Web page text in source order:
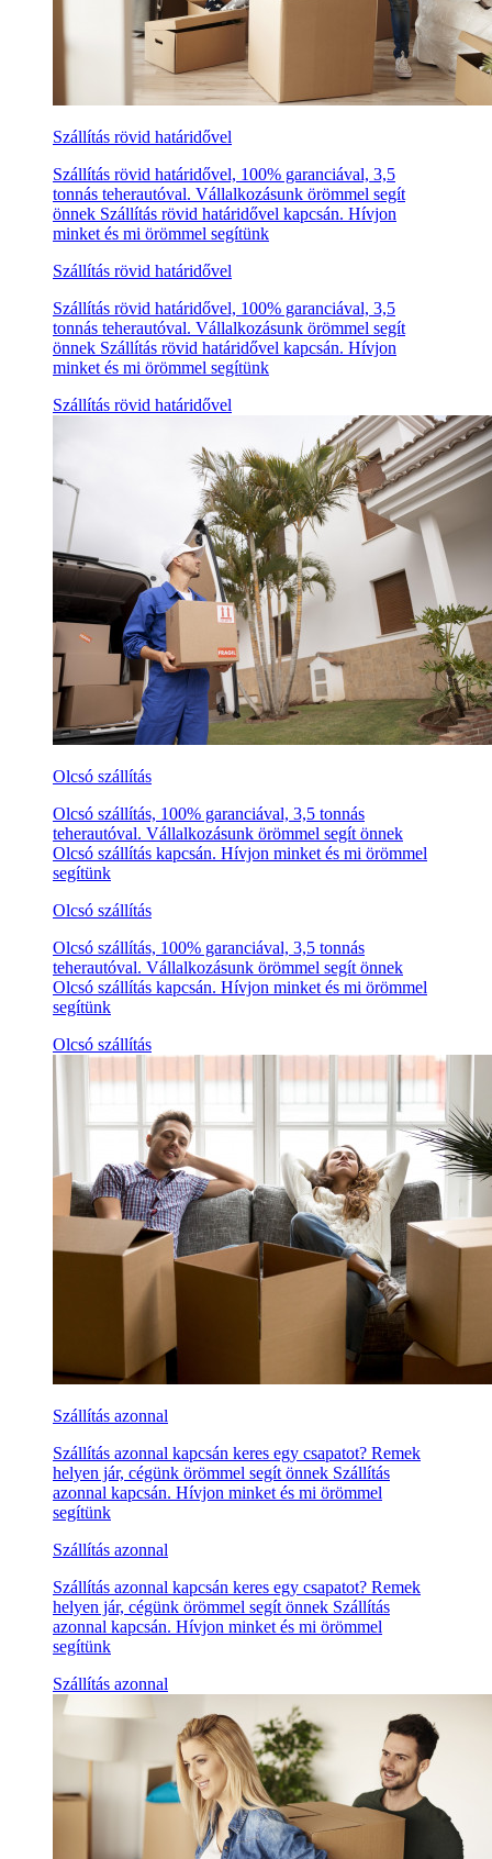
Szállítás rövid határidővel
Szállítás rövid határidővel, 100% garanciával, 3,5
tonnás teherautóval. Vállalkozásunk örömmel segít
önnek Szállítás rövid határidővel kapcsán. Hívjon
minket és mi örömmel segítünk
Szállítás rövid határidővel
Szállítás rövid határidővel, 100% garanciával, 3,5
tonnás teherautóval. Vállalkozásunk örömmel segít
önnek Szállítás rövid határidővel kapcsán. Hívjon
minket és mi örömmel segítünk
Szállítás rövid határidővel
Olcsó szállítás
Olcsó szállítás, 100% garanciával, 3,5 tonnás
teherautóval. Vállalkozásunk örömmel segít önnek
Olcsó szállítás kapcsán. Hívjon minket és mi örömmel
segítünk
Olcsó szállítás
Olcsó szállítás, 100% garanciával, 3,5 tonnás
teherautóval. Vállalkozásunk örömmel segít önnek
Olcsó szállítás kapcsán. Hívjon minket és mi örömmel
segítünk
Olcsó szállítás
Szállítás azonnal
Szállítás azonnal kapcsán keres egy csapatot? Remek
helyen jár, cégünk örömmel segít önnek Szállítás
azonnal kapcsán. Hívjon minket és mi örömmel
segítünk
Szállítás azonnal
Szállítás azonnal kapcsán keres egy csapatot? Remek
helyen jár, cégünk örömmel segít önnek Szállítás
azonnal kapcsán. Hívjon minket és mi örömmel
segítünk
Szállítás azonnal